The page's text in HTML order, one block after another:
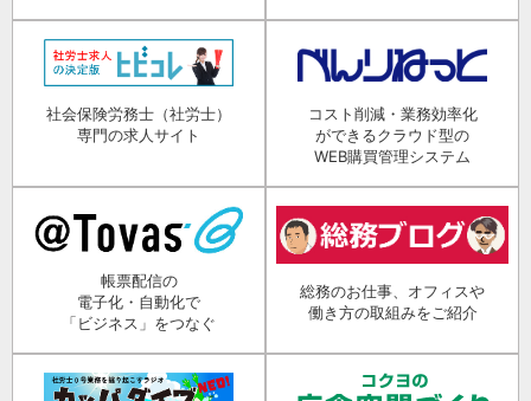
社会保険労務士（社労士）
専門の求人サイト
コスト削減・業務効率化
ができるクラウド型の
WEB購買管理システム
帳票配信の
電子化・自動化で
「ビジネス」をつなぐ
総務のお仕事、オフィスや
働き方の取組みをご紹介